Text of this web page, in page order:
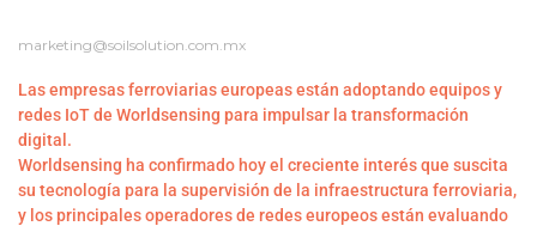
marketing@soilsolution.com.mx
Las empresas ferroviarias europeas están adoptando equipos y
redes IoT de Worldsensing para impulsar la transformación
digital.
Worldsensing ha confirmado hoy el creciente interés que suscita
su tecnología para la supervisión de la infraestructura ferroviaria,
y los principales operadores de redes europeos están evaluando